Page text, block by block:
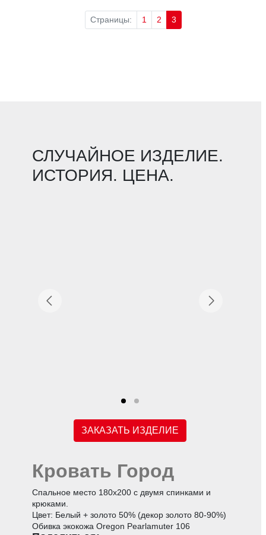
Страницы: 1 2 3
СЛУЧАЙНОЕ ИЗДЕЛИЕ.
ИСТОРИЯ. ЦЕНА.
ЗАКАЗАТЬ ИЗДЕЛИЕ
Кровать Город
Спальное место 180х200 с двумя спинками и
крюками.
Цвет: Белый + золото 50% (декор золото 80-90%)
Обивка экокожа Oregon Pearlamuter 106